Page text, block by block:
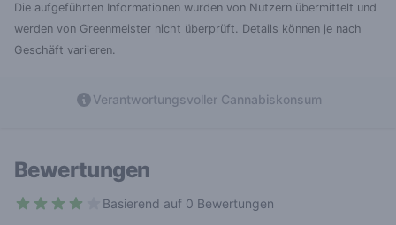
Die aufgeführten Informationen wurden von Nutzern übermittelt und
werden von Greenmeister nicht überprüft. Details können je nach
Geschäft variieren.
Verantwortungsvoller Cannabiskonsum
Bewertungen
Basierend auf 0 Bewertungen